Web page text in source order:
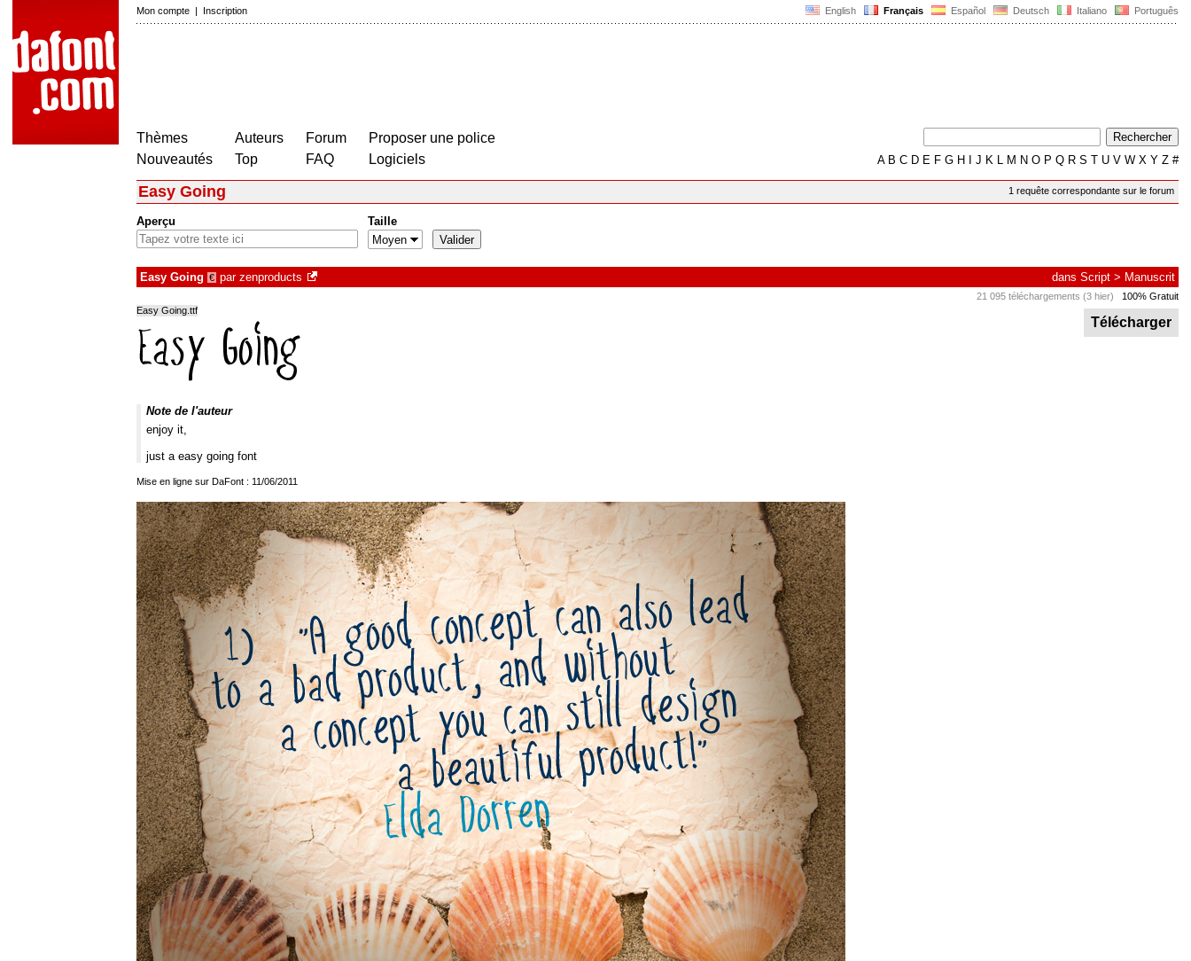
English Français Español Deutsch Italiano Português
Mon compte | Inscription
Thèmes
Nouveautés
Auteurs
Top
Forum
FAQ
Proposer une police
Logiciels
AB C D E F G H J K L M N O P Q R S T U V W X Y Z #
1 requête correspondante sur le forum
Easy Going
Aperçu Taille
Easy Going € par zenproducts dans Script > Manuscrit
21 095 téléchargements (3 hier) 100% Gratuit
Télécharger
Easy Going.ttf
Note de l'auteur
enjoy it,
just a easy going font
Mise en ligne sur DaFont : 11/06/2011